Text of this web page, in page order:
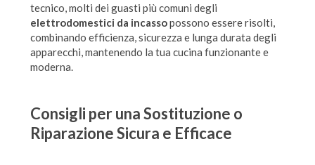
tecnico, molti dei guasti più comuni degli
elettrodomestici da incassopossono essere risolti,
combinando efficienza, sicurezza e lunga durata degli
apparecchi, mantenendo la tua cucina funzionante e
moderna.
Consigli per una Sostituzione o
Riparazione Sicura e Efficace